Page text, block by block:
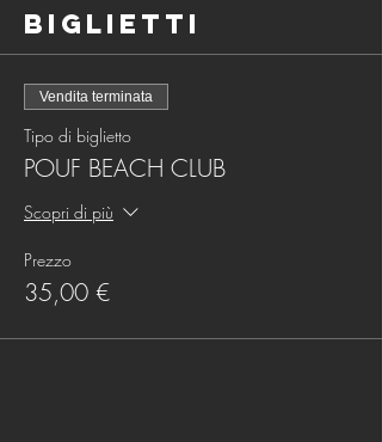
Biglietti
Vendita terminata
Tipo di biglietto
POUF BEACH CLUB
Scopri di più
Prezzo
35,00 €